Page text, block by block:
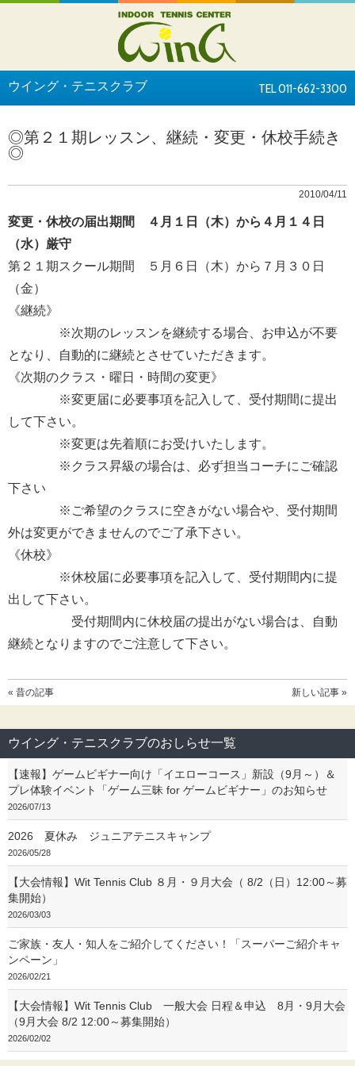
ウイング・テニスクラブ TEL 011-662-3300
◎第２１期レッスン、継続・変更・休校手続き
◎
2010/04/11
変更・休校の届出期間 ４月１日（木）から４月１４日
（水）厳守
第２１期スクール期間 ５月６日（木）から７月３０日
（金）
《継続》
※次期のレッスンを継続する場合、お申込が不要
となり、自動的に継続とさせていただきます。
《次期のクラス・曜日・時間の変更》
※変更届に必要事項を記入して、受付期間に提出
して下さい。
※変更は先着順にお受けいたします。
※クラス昇級の場合は、必ず担当コーチにご確認
下さい
※ご希望のクラスに空きがない場合や、受付期間
外は変更ができませんのでご了承下さい。
《休校》
※休校届に必要事項を記入して、受付期間内に提
出して下さい。
受付期間内に休校届の提出がない場合は、自動
継続となりますのでご注意して下さい。
« 昔の記事 新しい記事 »
ウイング・テニスクラブのおしらせ一覧
【速報】ゲームビギナー向け「イエローコース」新設（9月～）＆
プレ体験イベント「ゲーム三昧 for ゲームビギナー」のお知らせ
2026/07/13
2026 夏休み ジュニアテニスキャンプ
2026/05/28
【大会情報】Wit Tennis Club ８月・９月大会（ 8/2（日）12:00～募
集開始）
2026/03/03
ご家族・友人・知人をご紹介してください！「スーパーご紹介キャ
ンペーン」
2026/02/21
【大会情報】Wit Tennis Club 一般大会 日程＆申込 8月・9月大会
（9月大会 8/2 12:00～募集開始）
2026/02/02